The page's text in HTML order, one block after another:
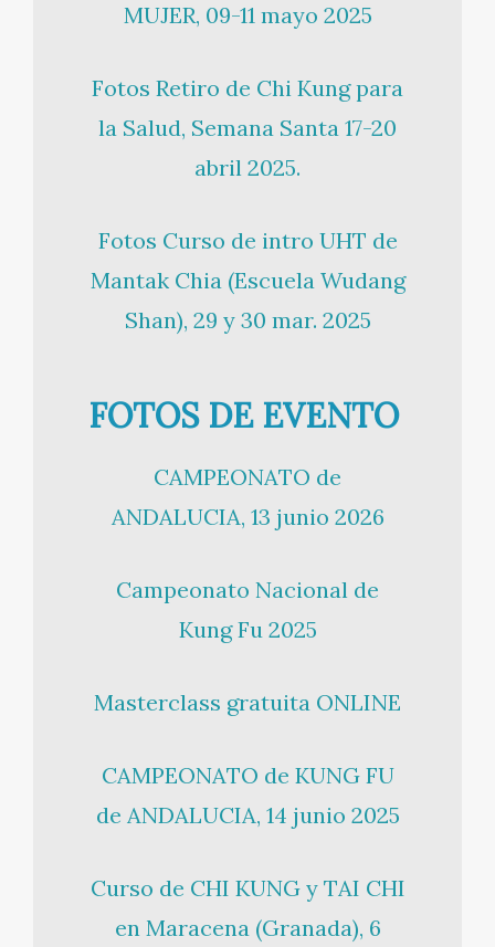
MUJER, 09-11 mayo 2025
Fotos Retiro de Chi Kung para
la Salud, Semana Santa 17-20
abril 2025.
Fotos Curso de intro UHT de
Mantak Chia (Escuela Wudang
Shan), 29 y 30 mar. 2025
FOTOS DE EVENTO
CAMPEONATO de
ANDALUCIA, 13 junio 2026
Campeonato Nacional de
Kung Fu 2025
Masterclass gratuita ONLINE
CAMPEONATO de KUNG FU
de ANDALUCIA, 14 junio 2025
Curso de CHI KUNG y TAI CHI
en Maracena (Granada), 6